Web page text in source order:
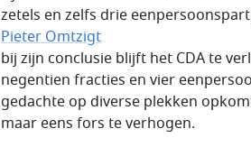
zetels en zelfs drie
Pieter Omtzigt
bij zijn conclusie blijft het CDA te
negentien fracties en vier
gedachte op diverse plekken
maar eens fors te verhogen.